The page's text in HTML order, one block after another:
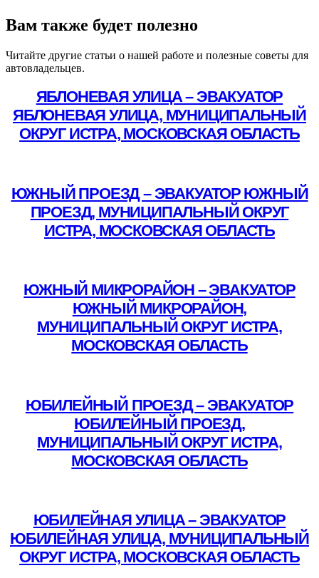
Вам также будет полезно
Читайте другие статьи о нашей работе и полезные советы для
автовладельцев.
ЯБЛОНЕВАЯ УЛИЦА – ЭВАКУАТОР
ЯБЛОНЕВАЯ УЛИЦА, МУНИЦИПАЛЬНЫЙ
ОКРУГ ИСТРА, МОСКОВСКАЯ ОБЛАСТЬ
ЮЖНЫЙ ПРОЕЗД – ЭВАКУАТОР ЮЖНЫЙ
ПРОЕЗД, МУНИЦИПАЛЬНЫЙ ОКРУГ
ИСТРА, МОСКОВСКАЯ ОБЛАСТЬ
ЮЖНЫЙ МИКРОРАЙОН – ЭВАКУАТОР
ЮЖНЫЙ МИКРОРАЙОН,
МУНИЦИПАЛЬНЫЙ ОКРУГ ИСТРА,
МОСКОВСКАЯ ОБЛАСТЬ
ЮБИЛЕЙНЫЙ ПРОЕЗД – ЭВАКУАТОР
ЮБИЛЕЙНЫЙ ПРОЕЗД,
МУНИЦИПАЛЬНЫЙ ОКРУГ ИСТРА,
МОСКОВСКАЯ ОБЛАСТЬ
ЮБИЛЕЙНАЯ УЛИЦА – ЭВАКУАТОР
ЮБИЛЕЙНАЯ УЛИЦА, МУНИЦИПАЛЬНЫЙ
ОКРУГ ИСТРА, МОСКОВСКАЯ ОБЛАСТЬ